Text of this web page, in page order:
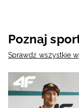
Poznaj
Sprawdź wszystkie